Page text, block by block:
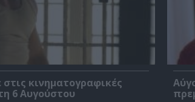
κινηματογραφικές
6 Αυγούστου